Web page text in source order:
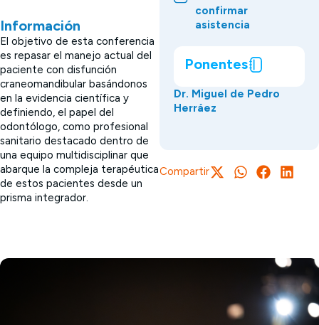
Información
El objetivo de esta conferencia
es repasar el manejo actual del
paciente con disfunción
craneomandibular basándonos
en la evidencia científica y
definiendo, el papel del
odontólogo, como profesional
sanitario destacado dentro de
una equipo multidisciplinar que
abarque la compleja terapéutica
de estos pacientes desde un
prisma integrador.
confirmar
asistencia
Ponentes
Dr. Miguel de Pedro
Herráez
Compartir